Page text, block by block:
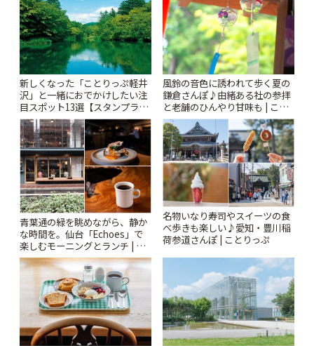
新しくなった「ことりっぷ軽井
沢」と一緒におでかけしたい注
目スポット13選【スタンプラリ
ー開催中】 | ことりっぷ
風鈴の音色に誘われて歩く夏の
鎌倉さんぽ♪由緒ある社の参拝
と老舗のひんやり甘味も | こと
りっぷ
青葉通の緑を眺めながら、静か
な時間を。仙台「Echoes」で
楽しむモーニングとランチ | こ
とりっぷ
名物いなり寿司やスイーツの食
べ歩きも楽しい♪愛知・豊川稲
荷参道さんぽ | ことりっぷ